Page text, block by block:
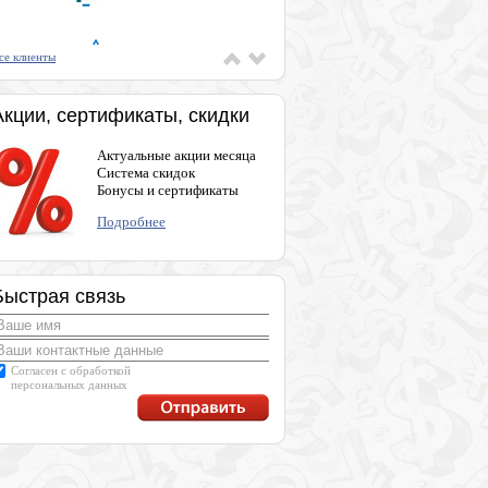
клиенты
сертификаты, скидки
Актуальные акции месяца
Система скидок
Бонусы и сертификаты
Подробнее
связь